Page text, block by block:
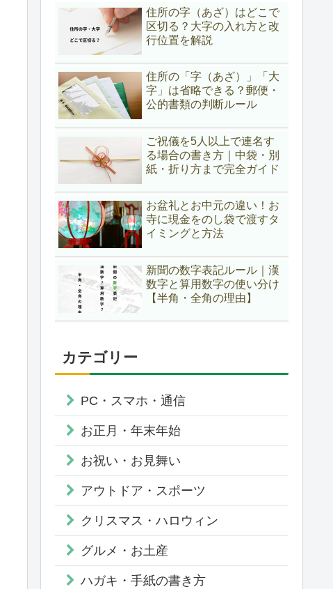
住所の字（あざ）はどこで
区切る？大字の入れ方と改
行位置を解説
住所の「字（あざ）」「大
字」は省略できる？郵便・
公的書類の判断ルール
ご祝儀を5人以上で連名す
る場合の書き方｜中袋・別
紙・折り方まで完全ガイド
お盆礼とお中元の違い！お
寺に現金をのし袋で渡すタ
イミングと方法
新聞の数字表記ルール｜漢
数字と算用数字の使い分け
【半角・全角の理由】
カテゴリー
PC・スマホ・通信
お正月・年末年始
お祝い・お見舞い
アウトドア・スポーツ
クリスマス・ハロウィン
グルメ・お土産
ハガキ・手紙の書き方